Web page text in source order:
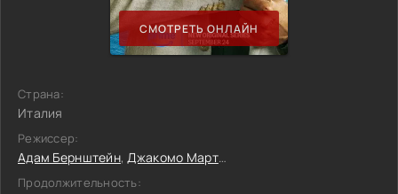
СМОТРЕТЬ ОНЛАЙН
Страна:
Италия
Режиссер:
Адам Бернштейн,Джакомо Мартелли
Продолжительность: